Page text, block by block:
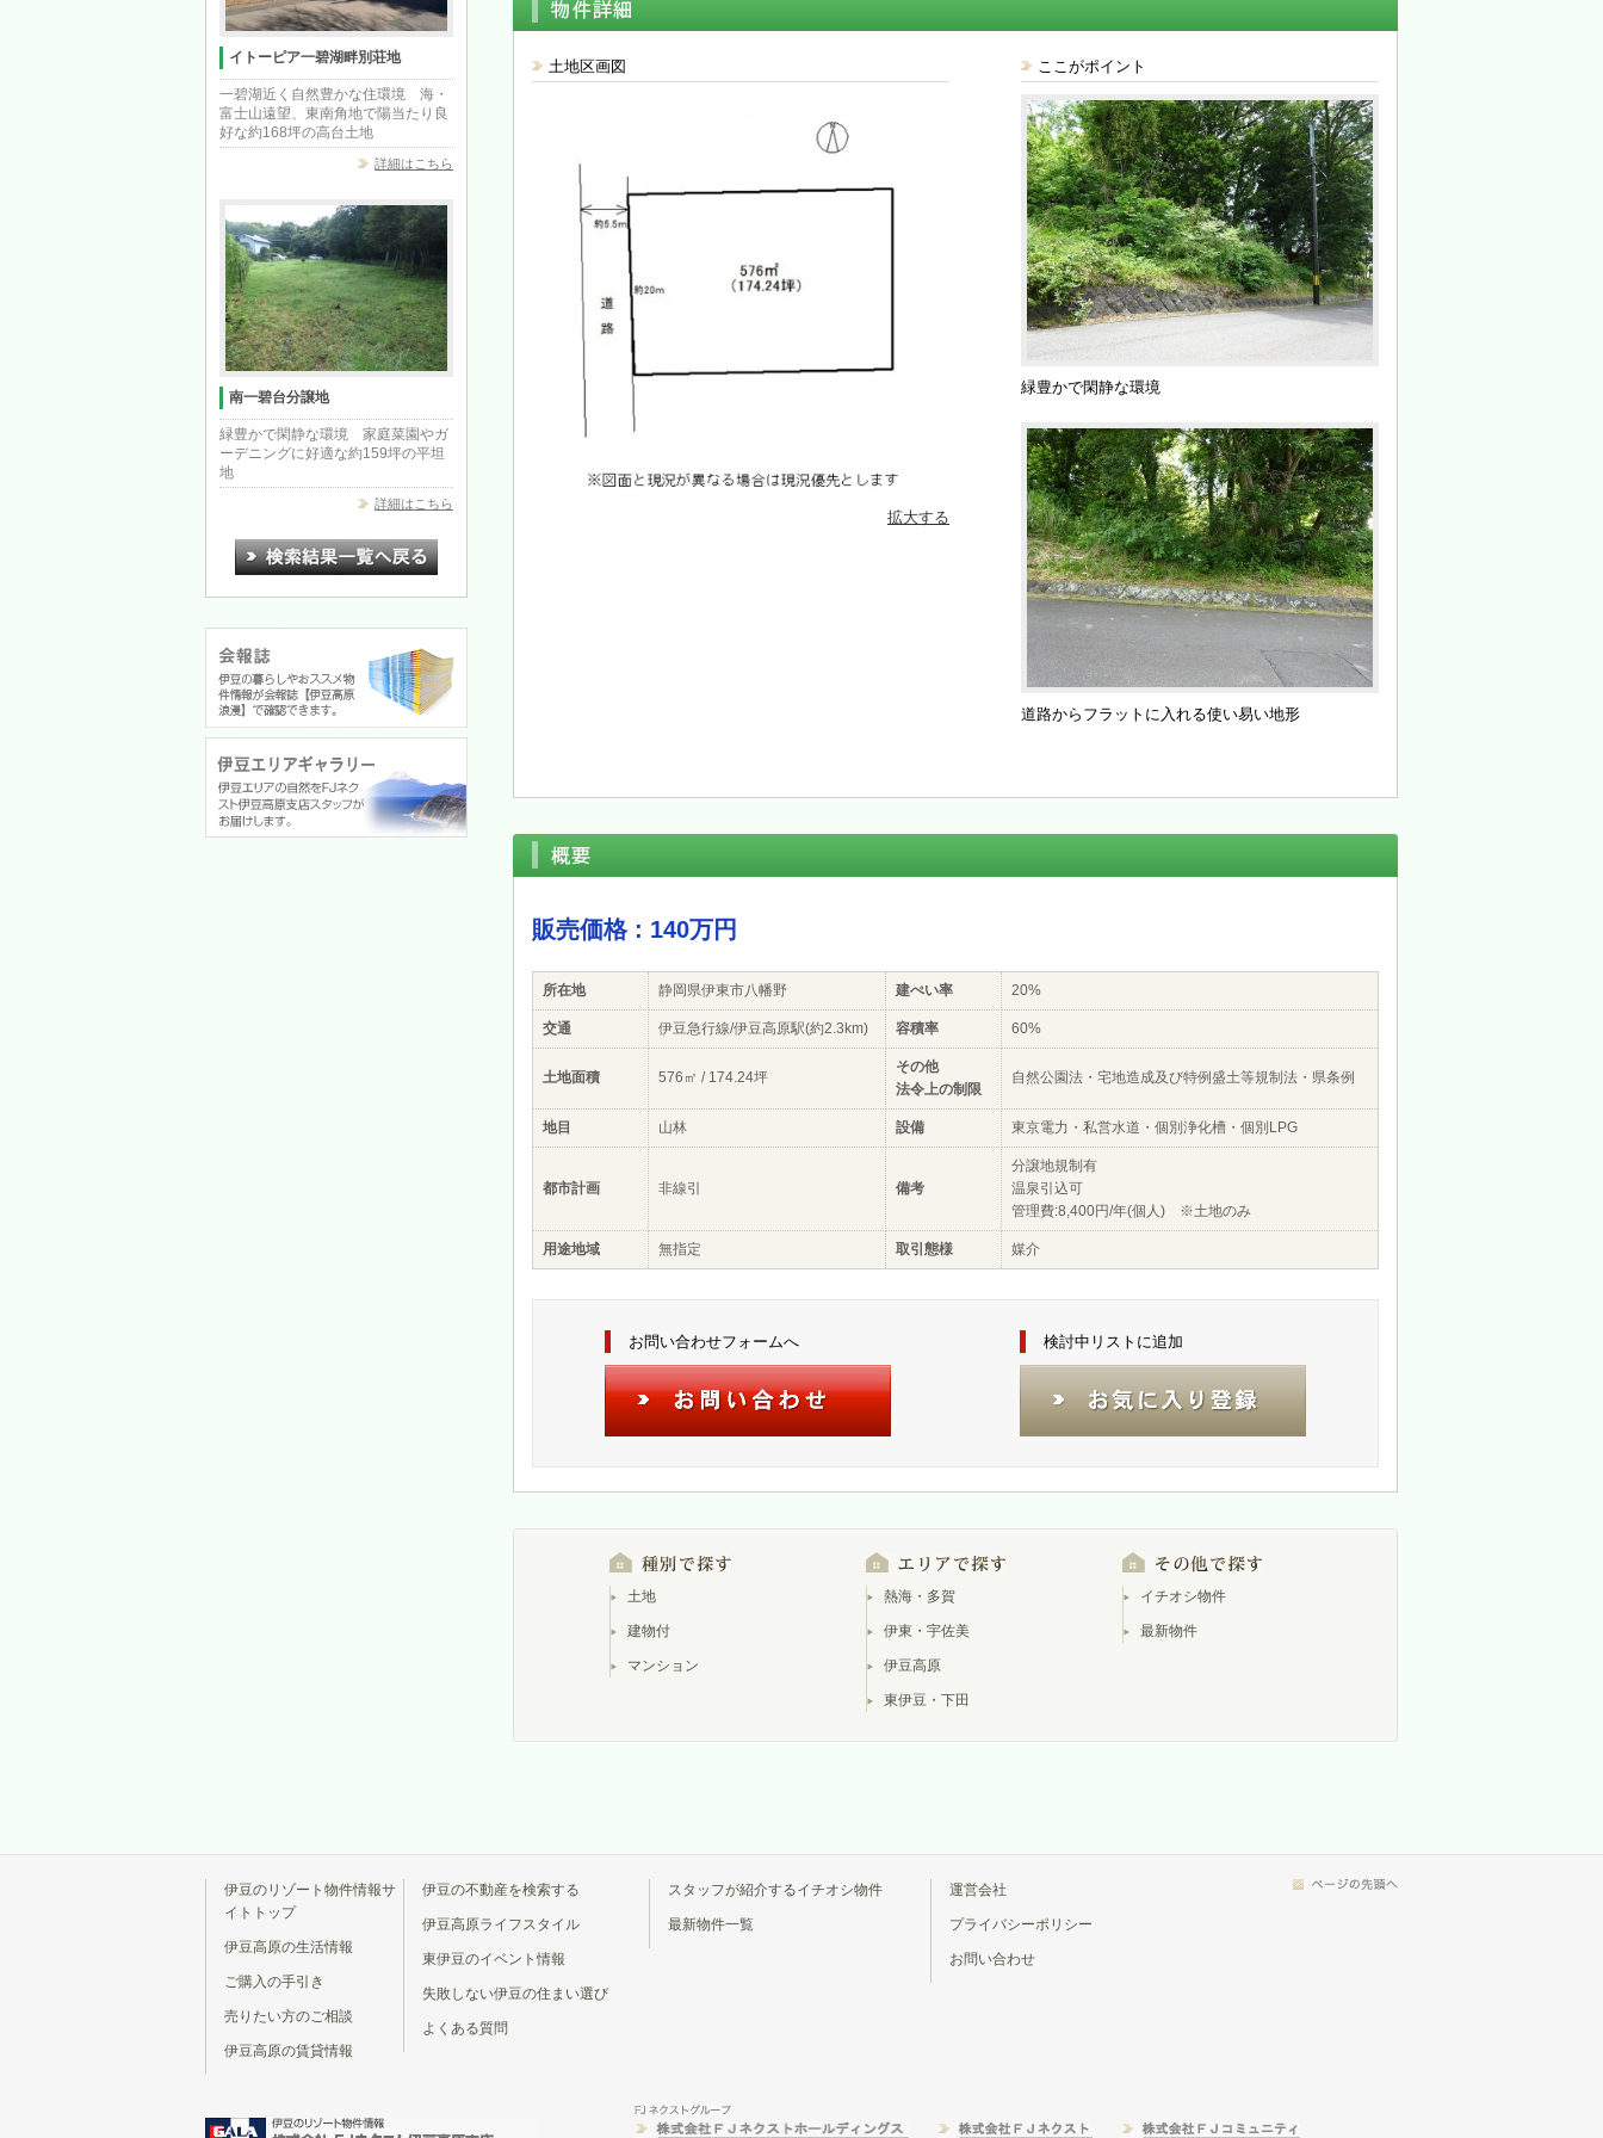
イトーピア一碧湖畔別荘地
一碧湖近く自然豊かな住環境 海・
富士山遠望、東南角地で陽当たり良
好な約168坪の高台土地
詳細はこちら
南一碧台分譲地
緑豊かで閑静な環境 家庭菜園やガ
ーデニングに好適な約159坪の平坦
地
詳細はこちら
土地区画図
拡大する
ここがポイント
緑豊かで閑静な環境
道路からフラットに入れる使い易い地形
販売価格 : 140万円
所在地 静岡県伊東市八幡野 建ぺい率 20%
交通 伊豆急行線/伊豆高原駅(約2.3km) 容積率 60%
土地面積 576㎡ / 174.24坪
その他
法令上の制限
自然公園法・宅地造成及び特例盛土等規制法・県条例
地目 山林 設備 東京電力・私営水道・個別浄化槽・個別LPG
都市計画 非線引 備考
分譲地規制有
温泉引込可
管理費:8,400円/年(個人) ※土地のみ
用途地域 無指定 取引態様 媒介
お問い合わせフォームへ 検討中リストに追加
土地
建物付
マンション
熱海・多賀
伊東・宇佐美
伊豆高原
東伊豆・下田
イチオシ物件
最新物件
伊豆のリゾート物件情報サ
イトトップ
伊豆高原の生活情報
ご購入の手引き
売りたい方のご相談
伊豆高原の賃貸情報
伊豆の不動産を検索する
伊豆高原ライフスタイル
東伊豆のイベント情報
失敗しない伊豆の住まい選び
よくある質問
スタッフが紹介するイチオシ物件
最新物件一覧
運営会社
プライバシーポリシー
お問い合わせ